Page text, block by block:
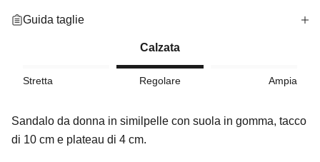
Guida taglie
Calzata
Stretta Regolare Ampia
Sandalo da donna in similpelle con suola in gomma, tacco
di 10 cm e plateau di 4 cm.